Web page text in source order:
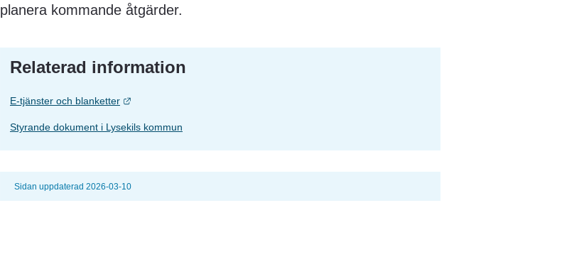
planera kommande åtgärder.
Relaterad information
E-tjänster och blanketter Länk till annan webbplats.
Styrande dokument i Lysekils kommun
Sidan uppdaterad 2026-03-10